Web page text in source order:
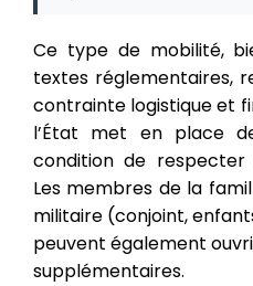
Ce type de mobilité,
textes réglementaires,
contrainte logistique et
l’État met en place
condition de
Les membres de la
militaire (conjoint,
peuvent également
supplémentaires.